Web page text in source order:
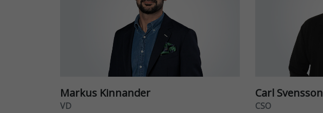
Markus Kinnander
VD
Carl Svensson
CSO